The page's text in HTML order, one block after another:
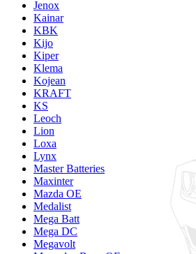
Jenox
Kainar
KBK
Kijo
Kiper
Klema
Kojean
KRAFT
KS
Leoch
Lion
Loxa
Lynx
Master Batteries
Maxinter
Mazda OE
Medalist
Mega Batt
Mega DC
Megavolt